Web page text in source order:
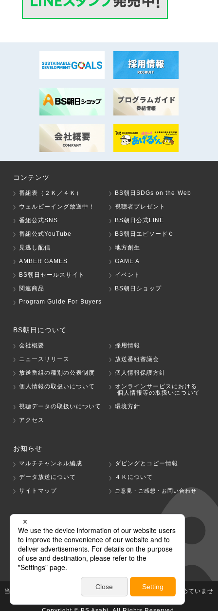
コンテンツ
番組表（２Ｋ／４Ｋ）
BS朝日SDGs on the Web
ウェルビーイング放送中！
視聴者プレゼント
番組公式SNS
BS朝日公式LINE
番組公式YouTube
BS朝日エピソード０
見逃し配信
地方創生
AMBER GAMES
GAME A
BS朝日セールスサイト
イベント
関連商品
BS朝日ショップ
Program Guide For Buyers
BS朝日について
会社概要
採用情報
ニュースリリース
放送番組審議会
放送番組の種別の公表制度
個人情報保護方針
個人情報の取扱いについて
オンラインサービスにおける
個人情報等の取扱いについて
視聴データの取扱いについて
環境方針
アクセス
お知らせ
マルチチャンネル編成
ダビングとコピー情報
データ放送について
４Ｋについて
サイトマップ
ご意見・ご感想・お問い合わせ
グループ会社
テレビ朝日 テレ朝チャンネル
当社が著作権、著作隣接権を有する放送番組等の無断利用は認めていませ
ん。